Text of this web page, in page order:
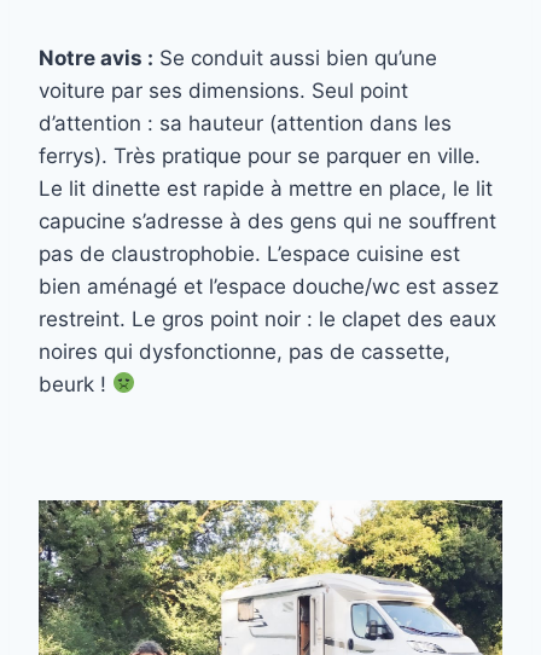
Notre avis : Se conduit aussi bien qu’une
voiture par ses dimensions. Seul point
d’attention : sa hauteur (attention dans les
ferrys). Très pratique pour se parquer en ville.
Le lit dinette est rapide à mettre en place, le lit
capucine s’adresse à des gens qui ne souffrent
pas de claustrophobie. L’espace cuisine est
bien aménagé et l’espace douche/wc est assez
restreint. Le gros point noir : le clapet des eaux
noires qui dysfonctionne, pas de cassette,
beurk !